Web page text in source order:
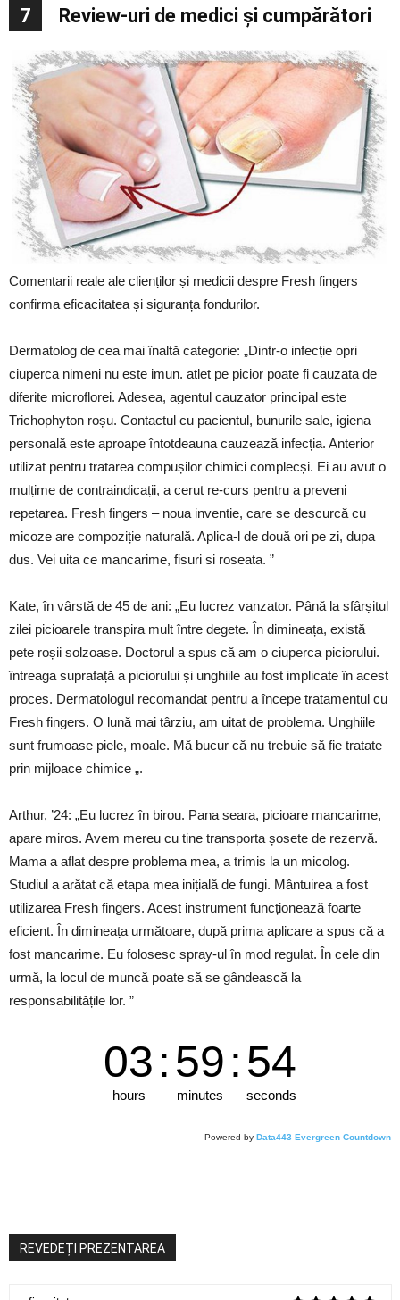
7 Review-uri de medici și cumpărători
Comentarii reale ale clienților și medicii despre Fresh fingers
confirma eficacitatea și siguranța fondurilor.
Dermatolog de cea mai înaltă categorie: „Dintr-o infecție opri
ciuperca nimeni nu este imun. atlet pe picior poate fi cauzata de
diferite microflorei. Adesea, agentul cauzator principal este
Trichophyton roșu. Contactul cu pacientul, bunurile sale, igiena
personală este aproape întotdeauna cauzează infecția. Anterior
utilizat pentru tratarea compușilor chimici complecși. Ei au avut o
mulțime de contraindicații, a cerut re-curs pentru a preveni
repetarea. Fresh fingers – noua inventie, care se descurcă cu
micoze are compoziție naturală. Aplica-l de două ori pe zi, dupa
dus. Vei uita ce mancarime, fisuri si roseata. ”
Kate, în vârstă de 45 de ani: „Eu lucrez vanzator. Până la sfârșitul
zilei picioarele transpira mult între degete. În dimineața, există
pete roșii solzoase. Doctorul a spus că am o ciuperca piciorului.
întreaga suprafață a piciorului și unghiile au fost implicate în acest
proces. Dermatologul recomandat pentru a începe tratamentul cu
Fresh fingers. O lună mai târziu, am uitat de problema. Unghiile
sunt frumoase piele, moale. Mă bucur că nu trebuie să fie tratate
prin mijloace chimice „.
Arthur, ’24: „Eu lucrez în birou. Pana seara, picioare mancarime,
apare miros. Avem mereu cu tine transporta șosete de rezervă.
Mama a aflat despre problema mea, a trimis la un micolog.
Studiul a arătat că etapa mea inițială de fungi. Mântuirea a fost
utilizarea Fresh fingers. Acest instrument funcționează foarte
eficient. În dimineața următoare, după prima aplicare a spus că a
fost mancarime. Eu folosesc spray-ul în mod regulat. În cele din
urmă, la locul de muncă poate să se gândească la
responsabilitățile lor. ”
03
hours
:59
minutes
:53
seconds
Powered by Data443 Evergreen Countdown
REVEDEȚI PREZENTAREA